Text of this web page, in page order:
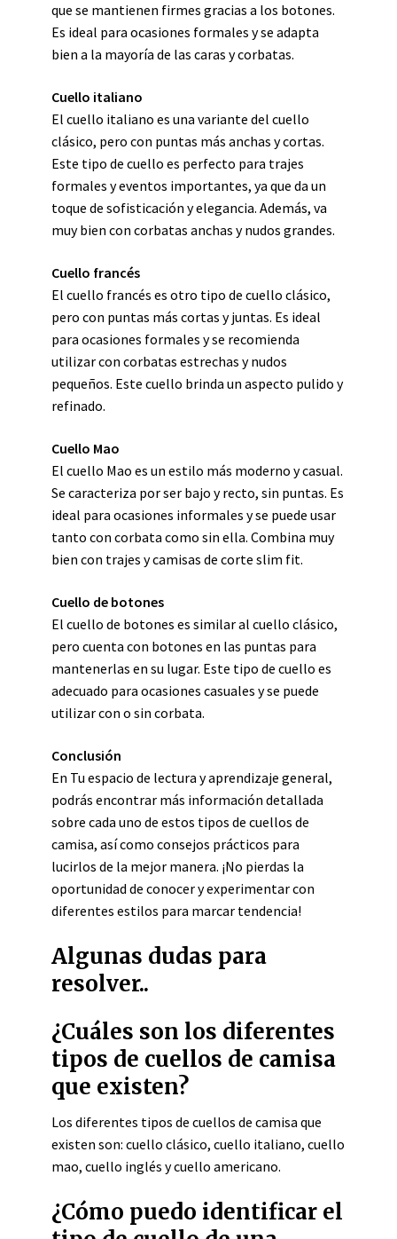
que se mantienen firmes gracias a los botones.
Es ideal para ocasiones formales y se adapta
bien a la mayoría de las caras y corbatas.
Cuello italiano
El cuello italiano es una variante del cuello
clásico, pero con puntas más anchas y cortas.
Este tipo de cuello es perfecto para trajes
formales y eventos importantes, ya que da un
toque de sofisticación y elegancia. Además, va
muy bien con corbatas anchas y nudos grandes.
Cuello francés
El cuello francés es otro tipo de cuello clásico,
pero con puntas más cortas y juntas. Es ideal
para ocasiones formales y se recomienda
utilizar con corbatas estrechas y nudos
pequeños. Este cuello brinda un aspecto pulido y
refinado.
Cuello Mao
El cuello Mao es un estilo más moderno y casual.
Se caracteriza por ser bajo y recto, sin puntas. Es
ideal para ocasiones informales y se puede usar
tanto con corbata como sin ella. Combina muy
bien con trajes y camisas de corte slim fit.
Cuello de botones
El cuello de botones es similar al cuello clásico,
pero cuenta con botones en las puntas para
mantenerlas en su lugar. Este tipo de cuello es
adecuado para ocasiones casuales y se puede
utilizar con o sin corbata.
Conclusión
En Tu espacio de lectura y aprendizaje general,
podrás encontrar más información detallada
sobre cada uno de estos tipos de cuellos de
camisa, así como consejos prácticos para
lucirlos de la mejor manera. ¡No pierdas la
oportunidad de conocer y experimentar con
diferentes estilos para marcar tendencia!
Algunas dudas para
resolver..
¿Cuáles son los diferentes
tipos de cuellos de camisa
que existen?
Los diferentes tipos de cuellos de camisa que
existen son: cuello clásico, cuello italiano, cuello
mao, cuello inglés y cuello americano.
¿Cómo puedo identificar el